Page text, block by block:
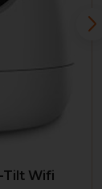
Tilt Wifi